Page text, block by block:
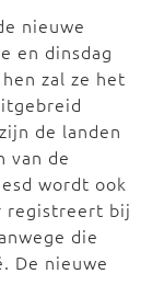
nieuwe
en dinsdag
zal ze het
de landen
van de
wordt ook
registreert bij
die
De nieuwe